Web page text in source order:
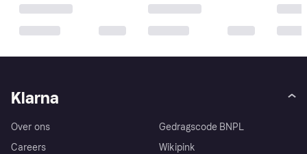
Klarna
Over ons
Careers
Gedragscode BNPL
Wikipink